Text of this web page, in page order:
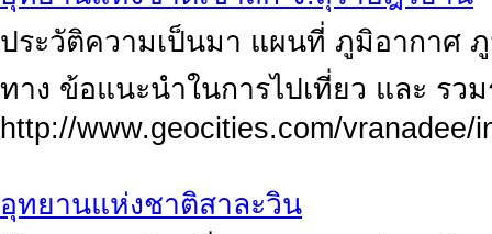
ประวัติความเป็นมา แผนที่ ภูมิอากาศ
ทาง ข้อแนะนำในการไปเที่ยว และ รว
http://www.geocities.com/vranadee/
อุทยานแห่งชาติสาละวิน